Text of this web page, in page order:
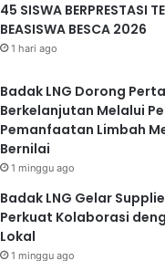
45 SISWA BERPRESTASI
BEASISWA BESCA 2026
1 hari ago
Badak LNG Dorong
Berkelanjutan Melalui
Pemanfaatan Limbah
Bernilai
1 minggu ago
Badak LNG Gelar
Perkuat Kolaborasi
Lokal
1 minggu ago